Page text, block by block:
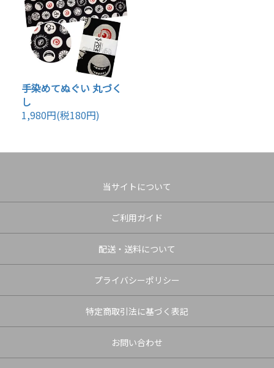
手染めてぬぐい 丸づく
し
1,980円(税180円)
当サイトについて
ご利用ガイド
配送・送料について
プライバシーポリシー
特定商取引法に基づく表記
お問い合わせ